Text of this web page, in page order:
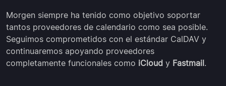
Morgen siempre ha tenido como objetivo soportar
tantos proveedores de calendario como sea posible.
Seguimos comprometidos con el estándar CalDAV y
continuaremos apoyando proveedores
completamente funcionales como iCloud y Fastmail.